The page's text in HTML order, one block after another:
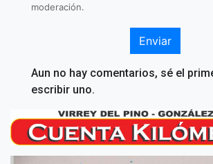
moderación.
Enviar
Aun no hay comentarios, sé el
escribir uno.